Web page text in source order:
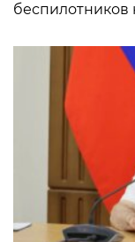
беспилотников